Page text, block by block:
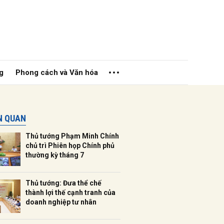
Phong cách và Văn hóa
QUAN
Thủ tướng Phạm Minh Chính
chủ trì Phiên họp Chính phủ
thường kỳ tháng 7
Thủ tướng: Đưa thể chế
thành lợi thế cạnh tranh của
doanh nghiệp tư nhân